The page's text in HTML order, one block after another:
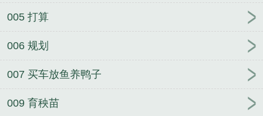
005 打算
006 规划
007 买车放鱼养鸭子
009 育秧苗